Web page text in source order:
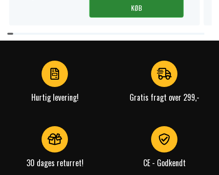
KØB
Item
1
Hurtig levering! Gratis fragt over 299,-
30 dages returret! CE - Godkendt